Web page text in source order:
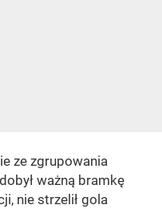
ze zgrupowania
ważną bramkę
nie strzelił gola